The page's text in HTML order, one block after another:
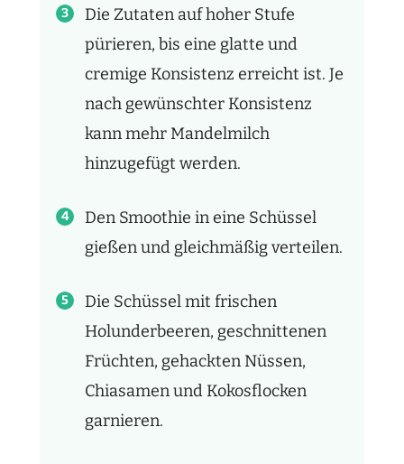
Die Zutaten auf hoher Stufe
pürieren, bis eine glatte und
cremige Konsistenz erreicht ist. Je
nach gewünschter Konsistenz
kann mehr Mandelmilch
hinzugefügt werden.
Den Smoothie in eine Schüssel
gießen und gleichmäßig verteilen.
Die Schüssel mit frischen
Holunderbeeren, geschnittenen
Früchten, gehackten Nüssen,
Chiasamen und Kokosflocken
garnieren.